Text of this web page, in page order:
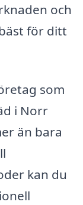
och
för ditt
som
i Norr
än bara
kan du